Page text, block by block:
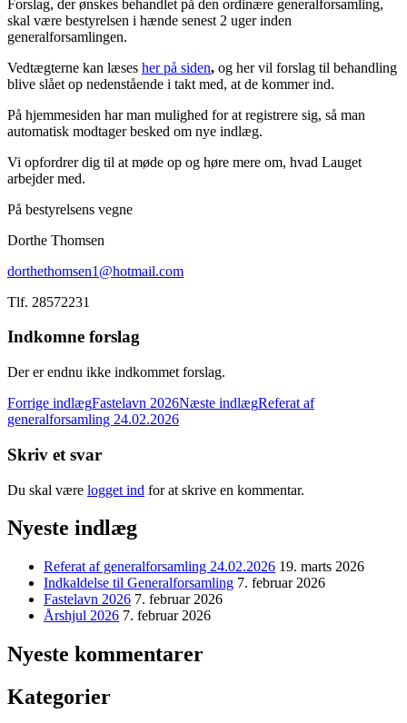
Forslag, der ønskes behandlet på den ordinære generalforsamling,
skal være bestyrelsen i hænde senest 2 uger inden
generalforsamlingen.
Vedtægterne kan læses her på siden, og her vil forslag til behandling
blive slået op nedenstående i takt med, at de kommer ind.
På hjemmesiden har man mulighed for at registrere sig, så man
automatisk modtager besked om nye indlæg.
Vi opfordrer dig til at møde op og høre mere om, hvad Lauget
arbejder med.
På bestyrelsens vegne
Dorthe Thomsen
dorthethomsen1@hotmail.com
Tlf. 28572231
Indkomne forslag
Der er endnu ikke indkommet forslag.
Indlægsnavigation
Forrige indlægFastelavn 2026Næste indlægReferat af
generalforsamling 24.02.2026
Skriv et svar
Du skal være logget ind for at skrive en kommentar.
Nyeste indlæg
Referat af generalforsamling 24.02.2026 19. marts 2026
Indkaldelse til Generalforsamling 7. februar 2026
Fastelavn 2026 7. februar 2026
Årshjul 2026 7. februar 2026
Nyeste kommentarer
Kategorier